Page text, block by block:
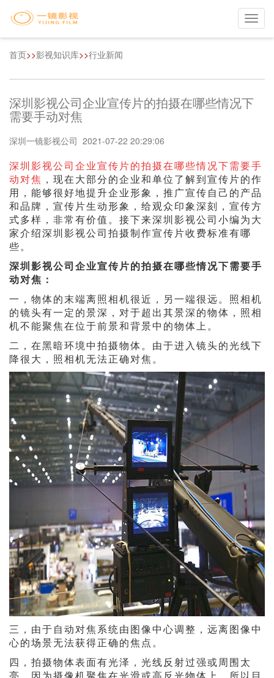
首页>>影视知识库>>行业新闻
深圳影视公司企业宣传片的拍摄在哪些情况下
需要手动对焦
深圳一镜影视公司 2021-07-22 20:29:06
深圳影视公司企业宣传片的拍摄在哪些情况下需要手
动对焦 ，现在大部分的企业和单位了解到宣传片的作
用，能够很好地提升企业形象，推广宣传自己的产品
和品牌，宣传片生动形象，给观众印象深刻，宣传方
式多样，非常有价值。接下来深圳影视公司小编为大
家介绍深圳影视公司拍摄制作宣传片收费标准有哪
些。
深圳影视公司企业宣传片的拍摄在哪些情况下需要手
动对焦：
一，物体的末端离照相机很近，另一端很远。照相机
的镜头有一定的景深，对于超出其景深的物体，照相
机不能聚焦在位于前景和背景中的物体上。
二，在黑暗环境中拍摄物体。由于进入镜头的光线下
降很大，照相机无法正确对焦。
三，由于自动对焦系统由图像中心调整，远离图像中
心的场景无法获得正确的焦点。
四，拍摄物体表面有光泽，光线反射过强或周围太